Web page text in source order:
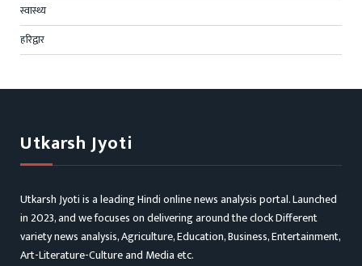
स्वास्थ्य
हरिद्वार
Utkarsh Jyoti
Utkarsh Jyoti is a leading Hindi online news analysis portal. Launched
in 2023, and we focuses on delivering around the clock Different
variety news analysis, Agriculture, Education, Business, Entertainment,
Art-Literature-Culture and Media etc.